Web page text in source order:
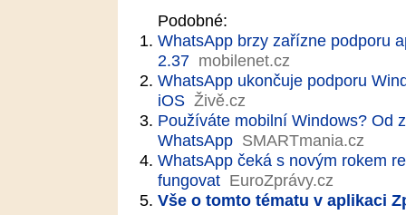
Podobné:
WhatsApp brzy zařízne podporu
2.37 mobilenet.cz
WhatsApp ukončuje podporu
iOS Živě.cz
Používáte mobilní Windows? Od
WhatsApp SMARTmania.cz
WhatsApp čeká s novým rokem
fungovat EuroZprávy.cz
Vše o tomto tématu v aplikaci